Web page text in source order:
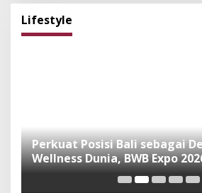
Lifestyle
Perkuat Posisi Bali sebagai
Wellness Dunia, BWB Expo
Exhibitor Nasional dan Global